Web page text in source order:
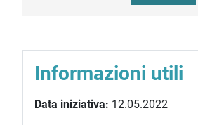
Informazioni utili
Data iniziativa: 12.05.2022